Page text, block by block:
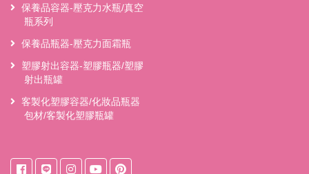
保養品容器-壓克力水瓶/真空
瓶系列
保養品瓶器-壓克力面霜瓶
塑膠射出容器-塑膠瓶器/塑膠
射出瓶罐
客製化塑膠容器/化妝品瓶器
包材/客製化塑膠瓶罐